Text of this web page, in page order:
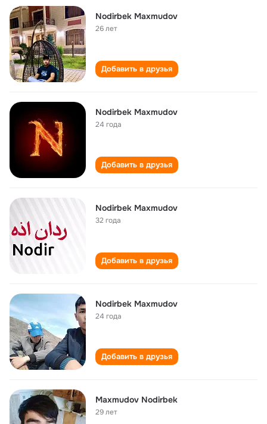
Nodirbek Maxmudov
26 лет
Добавить в друзья
Nodirbek Maxmudov
24 года
Добавить в друзья
Nodirbek Maxmudov
32 года
Добавить в друзья
Nodirbek Maxmudov
24 года
Добавить в друзья
Maxmudov Nodirbek
29 лет